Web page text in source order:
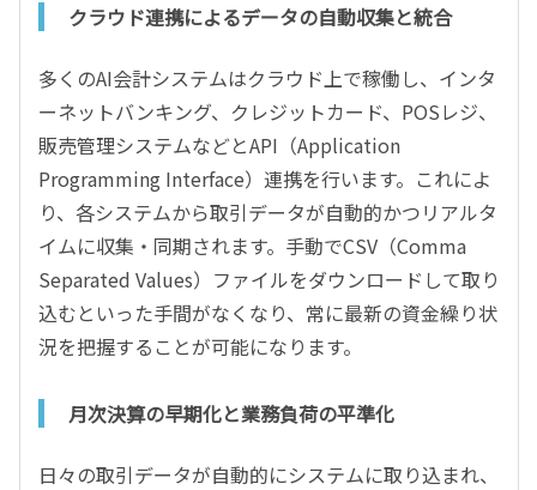
クラウド連携によるデータの自動収集と統合
多くのAI会計システムはクラウド上で稼働し、インタ
ーネットバンキング、クレジットカード、POSレジ、
販売管理システムなどとAPI（Application
Programming Interface）連携を行います。これによ
り、各システムから取引データが自動的かつリアルタ
イムに収集・同期されます。手動でCSV（Comma
Separated Values）ファイルをダウンロードして取り
込むといった手間がなくなり、常に最新の資金繰り状
況を把握することが可能になります。
月次決算の早期化と業務負荷の平準化
日々の取引データが自動的にシステムに取り込まれ、